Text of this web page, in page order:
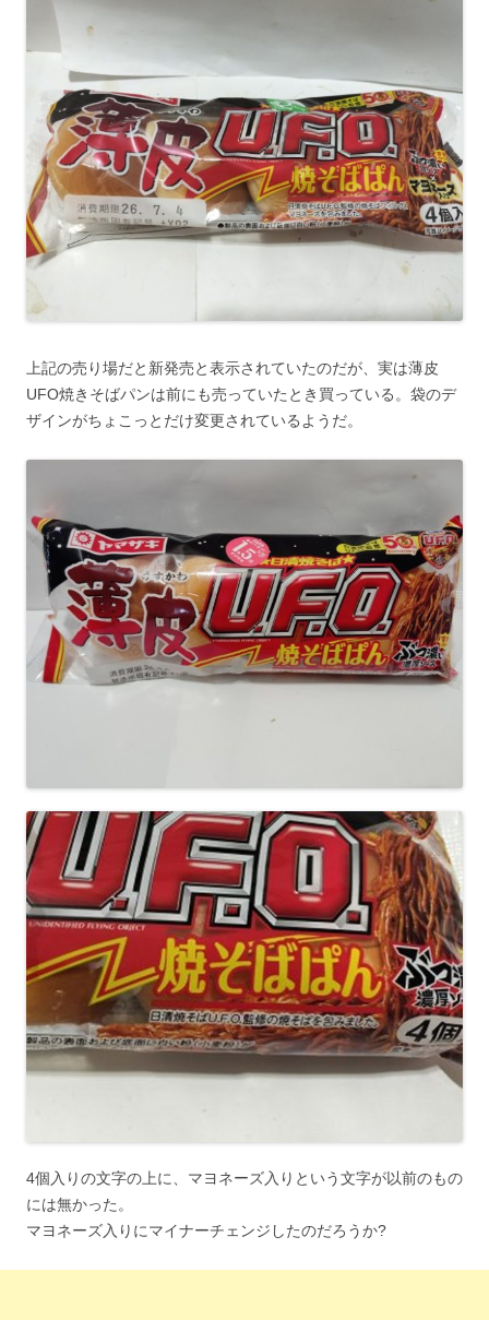
上記の売り場だと新発売と表示されていたのだが、実は薄皮
UFO焼きそばパンは前にも売っていたとき買っている。袋のデ
ザインがちょこっとだけ変更されているようだ。
4個入りの文字の上に、マヨネーズ入りという文字が以前のもの
には無かった。
マヨネーズ入りにマイナーチェンジしたのだろうか?